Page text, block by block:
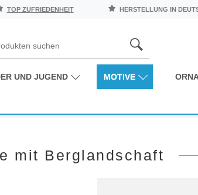
TOP ZUFRIEDENHEIT HERSTELLUNG IN
UND JUGEND MOTIVE
mit Berglandschaft